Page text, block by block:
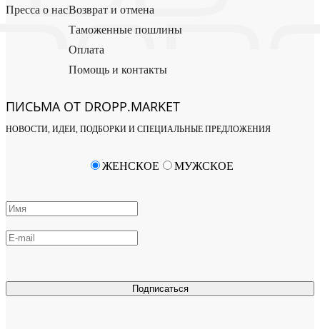
Пресса о насВозврат и отмена
Таможенные пошлины
Оплата
Помощь и контакты
ПИСЬМА ОТ DROPP.MARKET
НОВОСТИ, ИДЕИ, ПОДБОРКИ И СПЕЦИАЛЬНЫЕ ПРЕДЛОЖЕНИЯ
Подписаться
ЖЕНСКОЕ МУЖСКОЕ